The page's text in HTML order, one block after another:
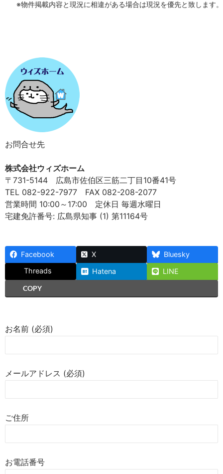
※物件掲載内容と現況に相違がある場合は現況を優先と致します。
お問合せ先
株式会社ウィズホーム
〒731-5144 広島市佐伯区三筋二丁目10番41号
TEL 082-922-7977 FAX 082-208-2077
営業時間 10:00～17:00 定休日 毎週水曜日
宅建免許番号: 広島県知事 (1) 第11164号
Facebook X
Bluesky
Threads
Hatena
LINE
COPY
お名前 (必須)
メールアドレス (必須)
ご住所
お電話番号